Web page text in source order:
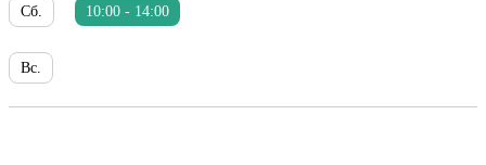
Сб. 10:00 - 14:00
Вс.